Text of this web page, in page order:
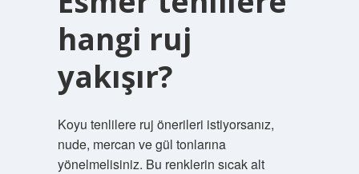
hangi ruj
yakışır?
Koyu tenlilere ruj önerileri istiyorsanız,
nude, mercan ve gül tonlarına
yönelmelisiniz. Bu renklerin sıcak alt